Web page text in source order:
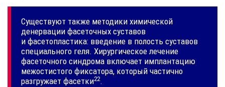
Существуют также методики химической
денервации фасеточных суставов
и фасетопластика: введение в полость суставов
специального геля. Хирургическое лечение
фасеточного синдрома включает имплантацию
межостистого фиксатора, который частично
разгружает фасетки22.